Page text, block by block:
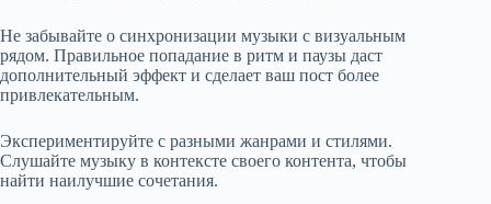
Не забывайте о синхронизации музыки с визуальным
рядом. Правильное попадание в ритм и паузы даст
дополнительный эффект и сделает ваш пост более
привлекательным.
Экспериментируйте с разными жанрами и стилями.
Слушайте музыку в контексте своего контента, чтобы
найти наилучшие сочетания.